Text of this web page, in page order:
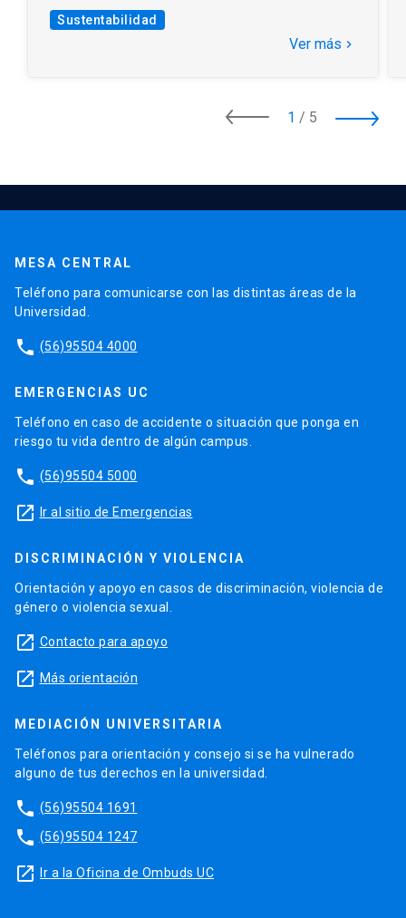
Sustentabilidad
Ver más keyboard_arrow_right
1 / 5
MESA CENTRAL
Teléfono para comunicarse con las distintas áreas de la
Universidad.
phone (56)95504 4000
EMERGENCIAS UC
Teléfono en caso de accidente o situación que ponga en
riesgo tu vida dentro de algún campus.
phone (56)95504 5000
launch Ir al sitio de Emergencias
DISCRIMINACIÓN Y VIOLENCIA
Orientación y apoyo en casos de discriminación, violencia de
género o violencia sexual.
launch Contacto para apoyo
launch Más orientación
MEDIACIÓN UNIVERSITARIA
Teléfonos para orientación y consejo si se ha vulnerado
alguno de tus derechos en la universidad.
phone (56)95504 1691
phone (56)95504 1247
launch Ir a la Oficina de Ombuds UC